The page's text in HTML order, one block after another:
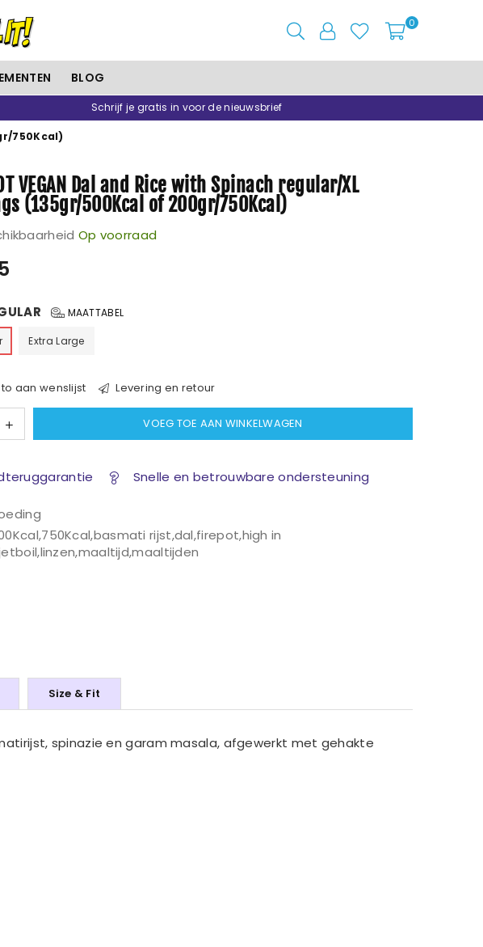
0
BLOG
Schrijf je gratis in voor de nieuwsbrief
750Kcal)
VEGAN Dal and Rice with Spinach regular/XL
(135gr/500Kcal of 200gr/750Kcal)
Op voorraad
MAATTABEL
Extra Large
aan wenslijst Levering en retour
VOEG TOE AAN WINKELWAGEN
Snelle en betrouwbare ondersteuning
,750Kcal,basmati rijst,dal,firepot,high in
,linzen,maaltijd,maaltijden
Size & Fit
spinazie en garam masala, afgewerkt met gehakte